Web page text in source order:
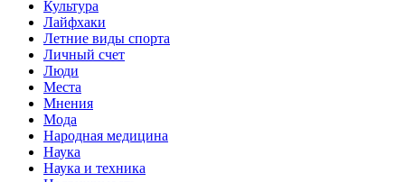
Культура
Лайфхаки
Летние виды спорта
Личный счет
Люди
Места
Мнения
Мода
Народная медицина
Наука
Наука и техника